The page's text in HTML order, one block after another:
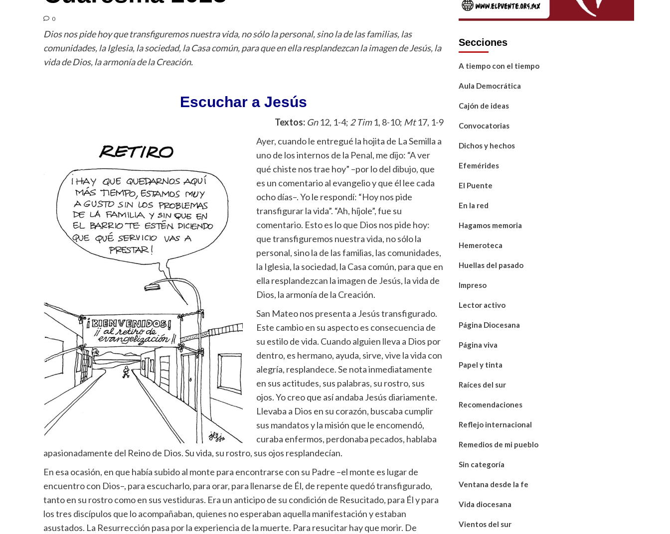
0
Dios nos pide hoy que transfiguremos nuestra vida, no sólo la personal, sino la de las familias, las
comunidades, la Iglesia, la sociedad, la Casa común, para que en ella resplandezcan la imagen de Jesús, la
vida de Dios, la armonía de la Creación.
Escuchar a Jesús
Textos: Gn12, 1-4; 2 Tim1, 8-10; Mt17, 1-9
Ayer, cuando le entregué la hojita de La Semilla a
uno de los internos de la Penal, me dijo: “A ver
qué chiste nos trae hoy” –por lo del dibujo, que
es un comentario al evangelio y que él lee cada
ocho días–. Yo le respondí: “Hoy nos pide
transfigurar la vida”. “Ah, híjole”, fue su
comentario. Esto es lo que Dios nos pide hoy:
que transfiguremos nuestra vida, no sólo la
personal, sino la de las familias, las comunidades,
la Iglesia, la sociedad, la Casa común, para que en
ella resplandezcan la imagen de Jesús, la vida de
Dios, la armonía de la Creación.
San Mateo nos presenta a Jesús transfigurado.
Este cambio en su aspecto es consecuencia de
su estilo de vida. Cuando alguien lleva a Dios por
dentro, es hermano, ayuda, sirve, vive la vida con
alegría, resplandece. Se nota inmediatamente
en sus actitudes, sus palabras, su rostro, sus
ojos. Yo creo que así andaba Jesús diariamente.
Llevaba a Dios en su corazón, buscaba cumplir
sus mandatos y la misión que le encomendó,
curaba enfermos, perdonaba pecados, hablaba
apasionadamente del Reino de Dios. Su vida, su rostro, sus ojos resplandecían.
En esa ocasión, en que había subido al monte para encontrarse con su Padre –el monte es lugar de
encuentro con Dios–, para escucharlo, para orar, para llenarse de Él, de repente quedó transfigurado,
tanto en su rostro como en sus vestiduras. Era un anticipo de su condición de Resucitado, para Él y para
los tres discípulos que lo acompañaban, quienes no esperaban aquella manifestación y estaban
asustados. La Resurrección pasa por la experiencia de la muerte. Para resucitar hay que morir. De
Secciones
A tiempo con el tiempo
Aula Democrática
Cajón de ideas
Convocatorias
Dichos y hechos
Efemérides
El Puente
En la red
Hagamos memoria
Hemeroteca
Huellas del pasado
Impreso
Lector activo
Página Diocesana
Página viva
Papel y tinta
Raíces del sur
Recomendaciones
Reflejo internacional
Remedios de mi pueblo
Sin categoría
Ventana desde la fe
Vida diocesana
Vientos del sur